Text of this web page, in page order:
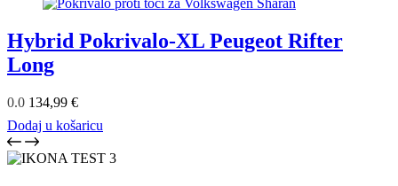
Hybrid Pokrivalo-XL Peugeot Rifter
Long
0.0 134,99 €
Dodaj u košaricu